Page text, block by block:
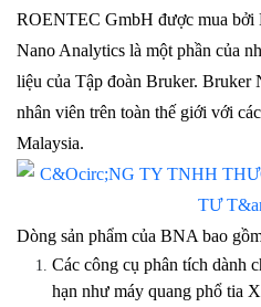
ROENTEC GmbH được mua
Nano Analytics là một phần của
liệu của Tập đoàn Bruker. Bruker
nhân viên trên toàn thế giới với
Malaysia.
Dòng sản phẩm của BNA bao
Các công cụ phân tích dành
hạn như máy quang phổ tia